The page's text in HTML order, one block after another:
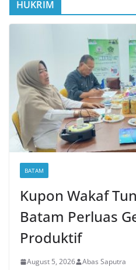
HUKRIM
BATAM
Kupon Wakaf
Batam Perluas
Produktif
August 5, 2026 Abas Saputra